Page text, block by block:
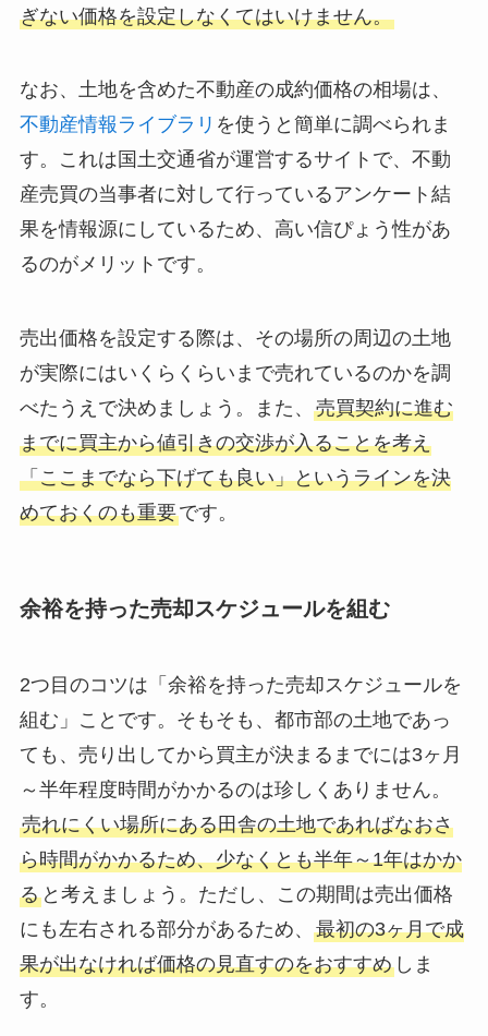
ぎない価格を設定しなくてはいけません。
なお、土地を含めた不動産の成約価格の相場は、
不動産情報ライブラリ を使うと簡単に調べられま
す。これは国土交通省が運営するサイトで、不動
産売買の当事者に対して行っているアンケート結
果を情報源にしているため、高い信ぴょう性があ
るのがメリットです。
売出価格を設定する際は、その場所の周辺の土地
が実際にはいくらくらいまで売れているのかを調
べたうえで決めましょう。また、 売買契約に進む
までに買主から値引きの交渉が入ることを考え
「ここまでなら下げても良い」というラインを決
めておくのも重要です。
余裕を持った売却スケジュールを組む
2つ目のコツは「余裕を持った売却スケジュールを
組む」ことです。そもそも、都市部の土地であっ
ても、売り出してから買主が決まるまでには3ヶ月
～半年程度時間がかかるのは珍しくありません。
売れにくい場所にある田舎の土地であればなおさ
ら時間がかかるため、少なくとも半年～1年はかか
ると考えましょう。ただし、この期間は売出価格
にも左右される部分があるため、 最初の3ヶ月で成
果が出なければ価格の見直すのをおすすめしま
す。